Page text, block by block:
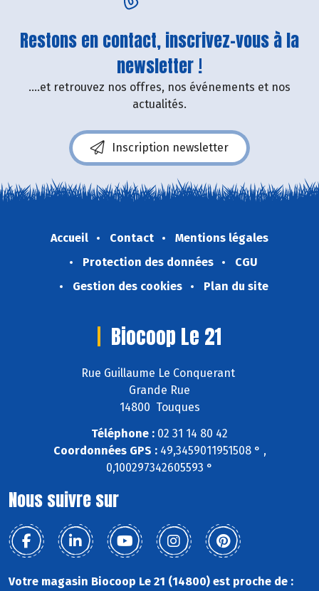
Restons en contact, inscrivez-vous à la
newsletter !
....et retrouvez nos offres, nos événements et nos
actualités.
Inscription newsletter
Accueil Contact
Mentions légales
Protection des données
CGU
Gestion des cookies
Plan du site
Biocoop Le 21
Rue Guillaume Le Conquerant
Grande Rue
14800 Touques
Téléphone : 02 31 14 80 42
Coordonnées GPS :49,3459011951508 ° ,
0,100297342605593 °
Nous suivre sur
Votre magasin Biocoop Le 21 (14800) est proche de :